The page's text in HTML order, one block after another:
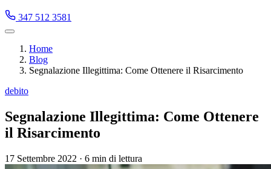
347 512 3581
Home
Blog
Segnalazione Illegittima: Come Ottenere il Risarcimento
debito
Segnalazione Illegittima: Come Ottenere
il Risarcimento
17 Settembre 2022 · 6 min di lettura